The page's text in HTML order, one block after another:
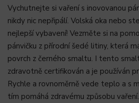
Vychutnejte si vaření s inovovanou
nikdy nic nepřipálí. Volská oka nebo
nejlepší vybavení! Vezměte si na
pánvičku z přírodní šedé litiny, která
povrch z černého smaltu. I tento
zdravotně certifikován a je používán
Rychle a rovnoměrně vede teplo a s
tím pomáhá zdravému způsobu